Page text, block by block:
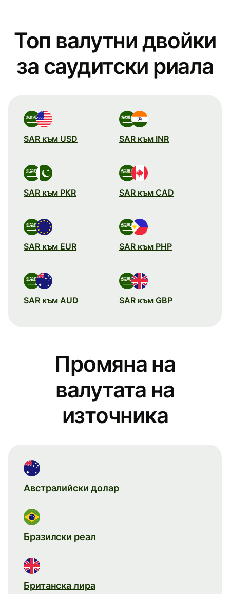
Топ валутни двойки
за саудитски риала
SAR към USD SAR към INR
SAR към PKR SAR към CAD
SAR към EUR SAR към PHP
SAR към AUD SAR към GBP
Промяна на
валутата на
източника
Австралийски долар
Бразилски реал
Британска лира